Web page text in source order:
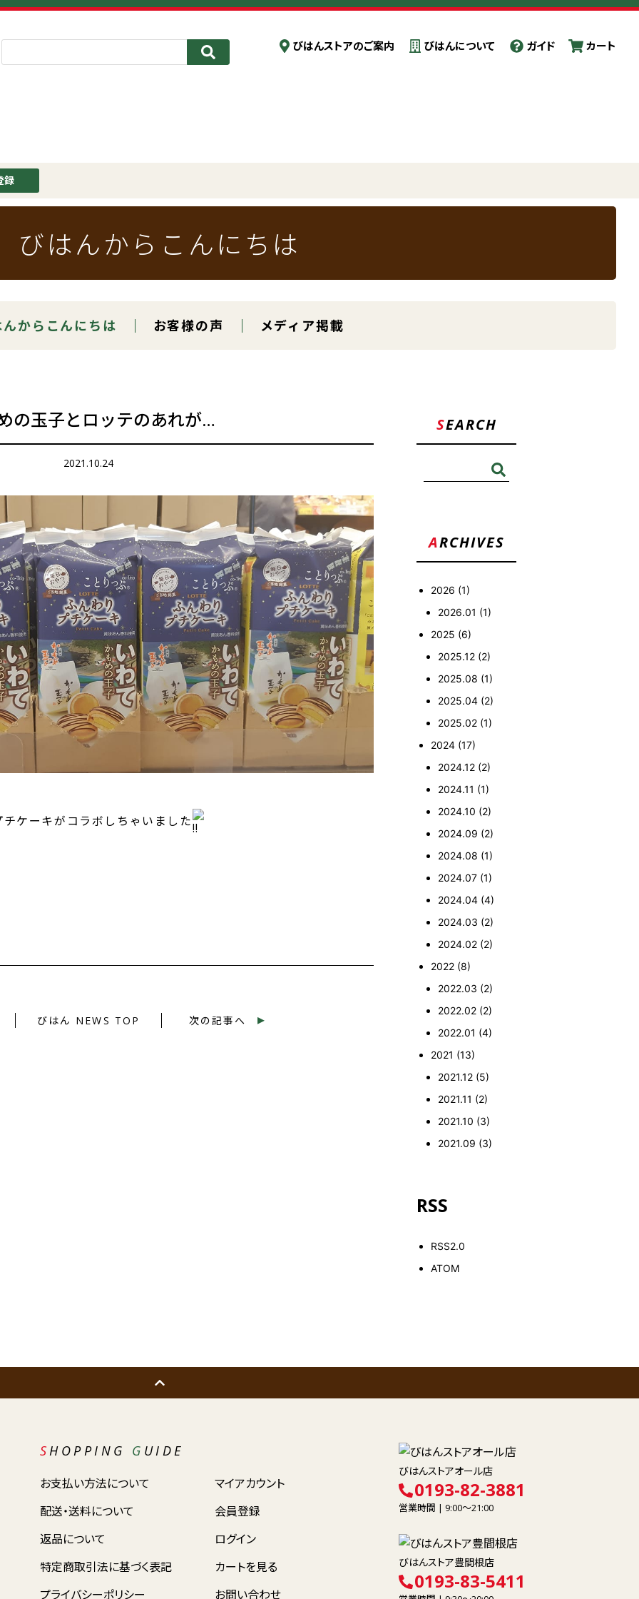
びはんストアのご案内 びはんについて ガイド カート
録
びはんからこんにちは
んからこんにちは お客様の声 メディア掲載
の玉子とロッテのあれが…
2021.10.24
ケーキがコラボしちゃいました
びはん NEWS TOP 次の記事へ ▸
SEARCH
ARCHIVES
2026 (1)
2026.01 (1)
2025 (6)
2025.12 (2)
2025.08 (1)
2025.04 (2)
2025.02 (1)
2024 (17)
2024.12 (2)
2024.11 (1)
2024.10 (2)
2024.09 (2)
2024.08 (1)
2024.07 (1)
2024.04 (4)
2024.03 (2)
2024.02 (2)
2022 (8)
2022.03 (2)
2022.02 (2)
2022.01 (4)
2021 (13)
2021.12 (5)
2021.11 (2)
2021.10 (3)
2021.09 (3)
RSS
RSS2.0
ATOM
びはんストアオール店
0193-82-3881
営業時間 | 9:00～21:00
びはんストア豊間根店
0193-83-5411
SHOPPING G UIDE
お支払い方法について
配送・送料について
返品について
特定商取引法に基づく表記
プライバシーポリシー
マイアカウント
会員登録
ログイン
カートを見る
お問い合わせ